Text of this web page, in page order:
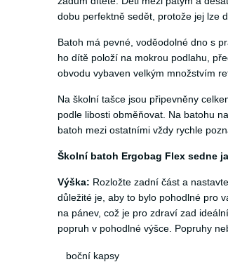
dobu perfektně sedět, protože jej lze
Batoh má pevné, voděodolné dno s
ho dítě položí na mokrou podlahu,
obvodu vybaven velkým množstvím
Na školní tašce jsou připevněny
podle libosti obměňovat. Na batohu
batoh mezi ostatními vždy rychle
Školní batoh Ergobag Flex sedne
Výška: Rozložte zadní část a
důležité je, aby to bylo pohodlné pro
na pánev, což je pro zdraví zad
popruh v pohodlné výšce. Popruhy
boční kapsy